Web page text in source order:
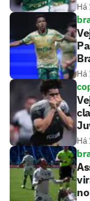
Há
Há
Há